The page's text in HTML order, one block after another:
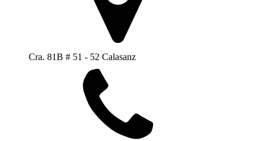
Cra. 81B # 51 - 52 Calasanz